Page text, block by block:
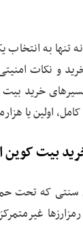
تنها به
و نکات
خرید
اولین یا
بیت
که تحت